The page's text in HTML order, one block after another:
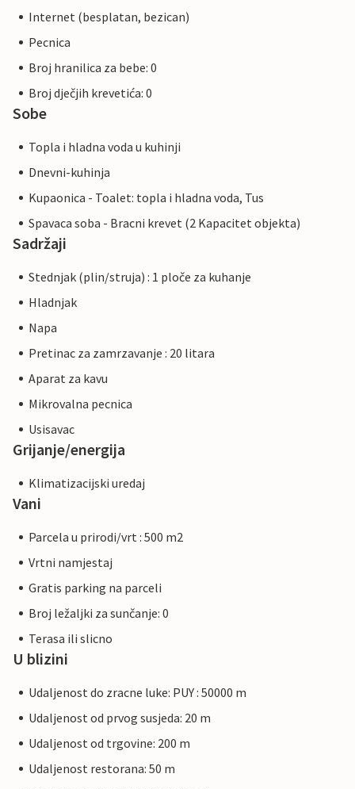
Internet (besplatan, bezican)
Pecnica
Broj hranilica za bebe: 0
Broj dječjih krevetića: 0
Sobe
Topla i hladna voda u kuhinji
Dnevni-kuhinja
Kupaonica - Toalet: topla i hladna voda, Tus
Spavaca soba - Bracni krevet (2 Kapacitet objekta)
Sadržaji
Stednjak (plin/struja) : 1 ploče za kuhanje
Hladnjak
Napa
Pretinac za zamrzavanje : 20 litara
Aparat za kavu
Mikrovalna pecnica
Usisavac
Grijanje/energija
Klimatizacijski uredaj
Vani
Parcela u prirodi/vrt : 500 m2
Vrtni namjestaj
Gratis parking na parceli
Broj ležaljki za sunčanje: 0
Terasa ili slicno
U blizini
Udaljenost do zracne luke: PUY : 50000 m
Udaljenost od prvog susjeda: 20 m
Udaljenost od trgovine: 200 m
Udaljenost restorana: 50 m